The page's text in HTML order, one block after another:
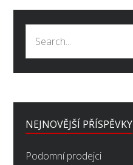
Search
for:
NEJNOVĚJŠÍ PŘÍSPĚVKY
Podomní prodejci